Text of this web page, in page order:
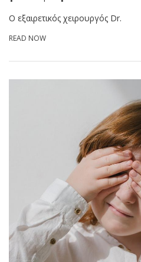
Ο εξαιρετικός χειρουργός Dr.
READ NOW